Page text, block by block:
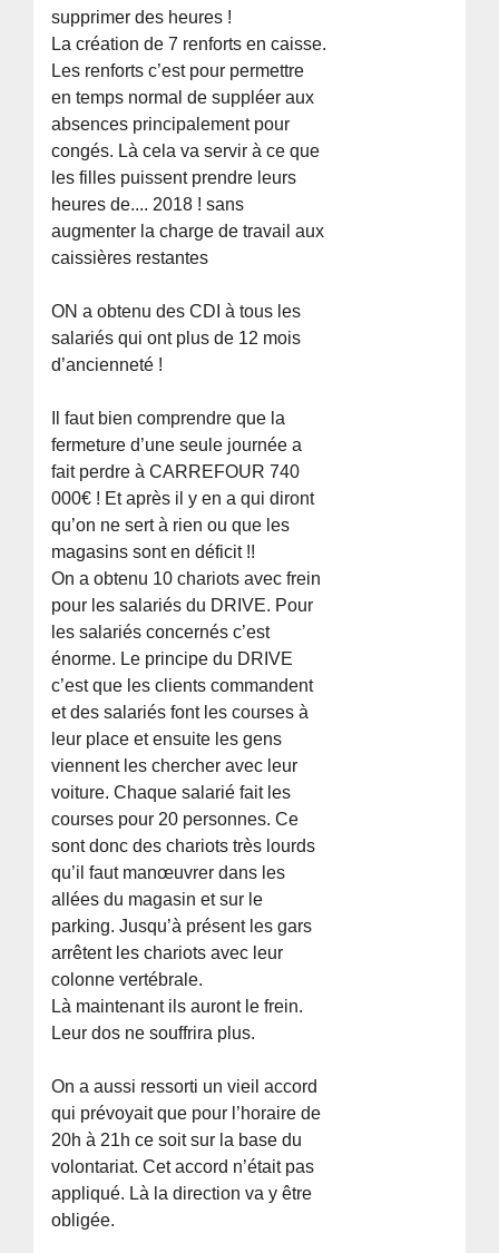
supprimer des heures !
La création de 7 renforts en caisse.
Les renforts c’est pour permettre
en temps normal de suppléer aux
absences principalement pour
congés. Là cela va servir à ce que
les filles puissent prendre leurs
heures de.... 2018 ! sans
augmenter la charge de travail aux
caissières restantes
ON a obtenu des CDI à tous les
salariés qui ont plus de 12 mois
d’ancienneté !
Il faut bien comprendre que la
fermeture d’une seule journée a
fait perdre à CARREFOUR 740
000€ ! Et après il y en a qui diront
qu’on ne sert à rien ou que les
magasins sont en déficit !!
On a obtenu 10 chariots avec frein
pour les salariés du DRIVE. Pour
les salariés concernés c’est
énorme. Le principe du DRIVE
c’est que les clients commandent
et des salariés font les courses à
leur place et ensuite les gens
viennent les chercher avec leur
voiture. Chaque salarié fait les
courses pour 20 personnes. Ce
sont donc des chariots très lourds
qu’il faut manœuvrer dans les
allées du magasin et sur le
parking. Jusqu’à présent les gars
arrêtent les chariots avec leur
colonne vertébrale.
Là maintenant ils auront le frein.
Leur dos ne souffrira plus.
On a aussi ressorti un vieil accord
qui prévoyait que pour l’horaire de
20h à 21h ce soit sur la base du
volontariat. Cet accord n’était pas
appliqué. Là la direction va y être
obligée.